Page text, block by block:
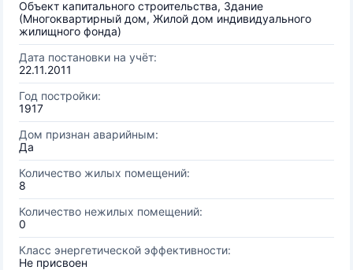
Объект капитального строительства, Здание
(Многоквартирный дом, Жилой дом индивидуального
жилищного фонда)
Дата постановки на учёт:
22.11.2011
Год постройки:
1917
Дом признан аварийным:
Да
Количество жилых помещений:
8
Количество нежилых помещений:
0
Класс энергетической эффективности:
Не присвоен